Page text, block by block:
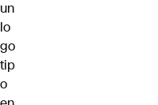
un
lo
go
tip
o